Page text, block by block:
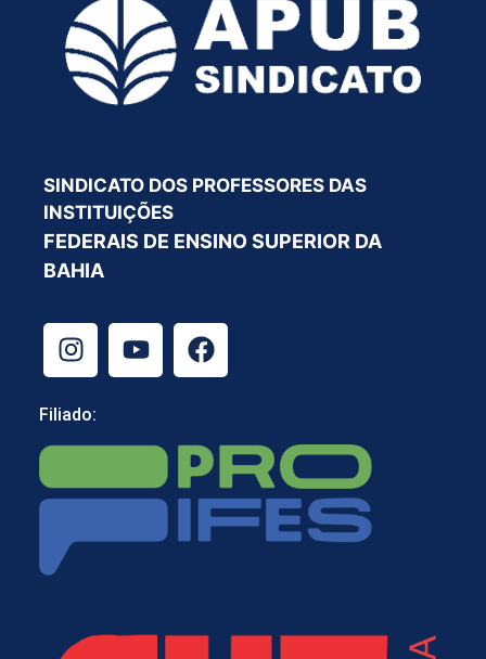
SINDICATO DOS PROFESSORES DAS
INSTITUIÇÕES
FEDERAIS DE ENSINO SUPERIOR DA
BAHIA
Filiado: